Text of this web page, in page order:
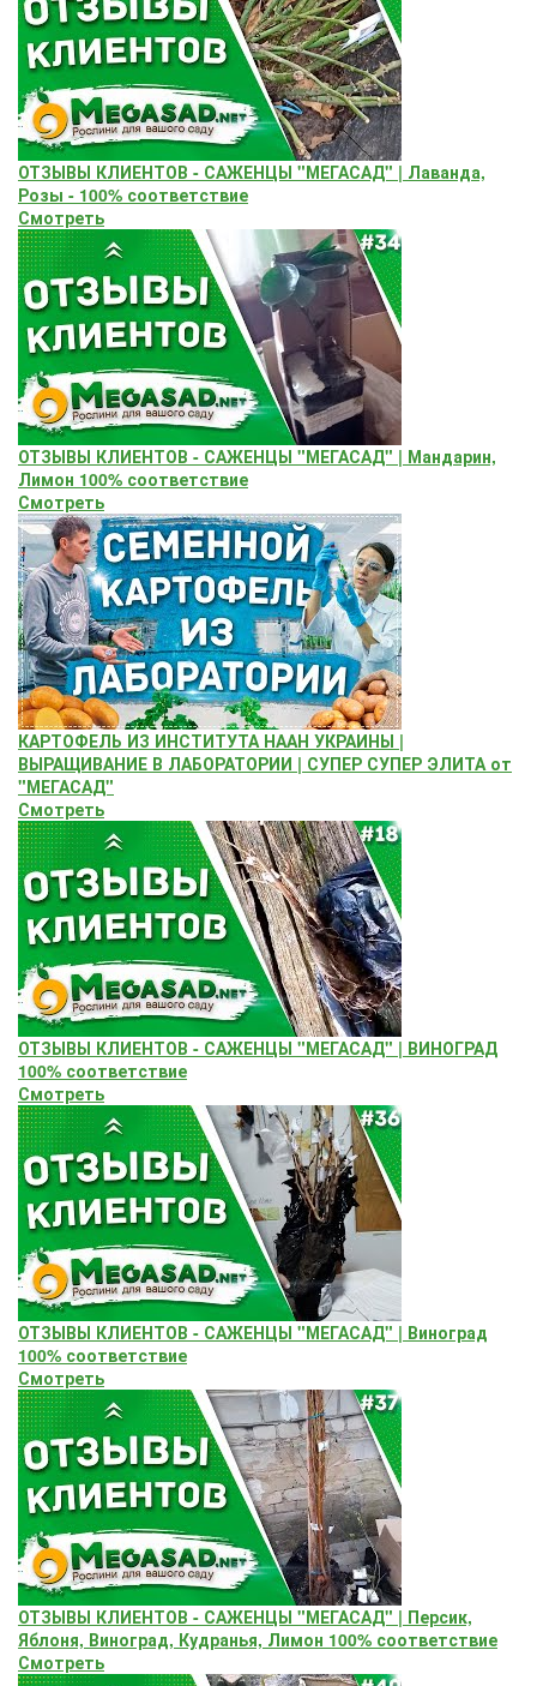
ОТЗЫВЫ КЛИЕНТОВ - САЖЕНЦЫ "МЕГАСАД" | Лаванда,
Розы - 100% соответствие
Смотреть
ОТЗЫВЫ КЛИЕНТОВ - САЖЕНЦЫ "МЕГАСАД" | Мандарин,
Лимон 100% соответствие
Смотреть
КАРТОФЕЛЬ ИЗ ИНСТИТУТА НААН УКРАИНЫ |
ВЫРАЩИВАНИЕ В ЛАБОРАТОРИИ | СУПЕР СУПЕР ЭЛИТА от
"МЕГАСАД"
Смотреть
ОТЗЫВЫ КЛИЕНТОВ - САЖЕНЦЫ "МЕГАСАД" | ВИНОГРАД
100% соответствие
Смотреть
ОТЗЫВЫ КЛИЕНТОВ - САЖЕНЦЫ "МЕГАСАД" | Виноград
100% соответствие
Смотреть
ОТЗЫВЫ КЛИЕНТОВ - САЖЕНЦЫ "МЕГАСАД" | Персик,
Яблоня, Виноград, Кудранья, Лимон 100% соответствие
Смотреть